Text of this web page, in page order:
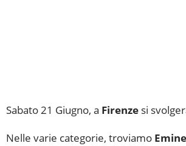
Sabato 21 Giugno, a Firenze si
Nelle varie categorie, troviamo